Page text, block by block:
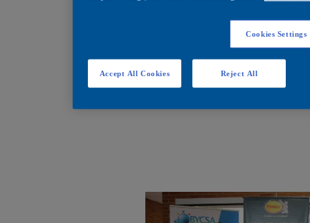
Cookies Settings
Reject All
Accept All Cookies